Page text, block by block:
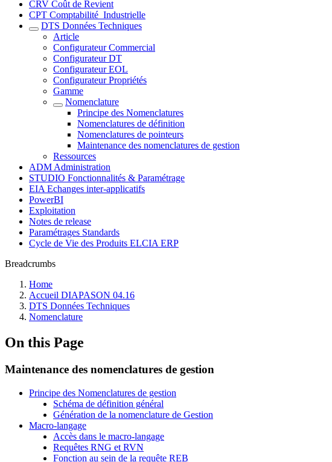
CRV Coût de Revient
CPT Comptabilité_Industrielle
DTS Données Techniques
Article
Configurateur Commercial
Configurateur DT
Configurateur EOL
Configurateur Propriétés
Gamme
Nomenclature
Principe des Nomenclatures
Nomenclatures de définition
Nomenclatures de pointeurs
Maintenance des nomenclatures de gestion
Ressources
ADM Administration
STUDIO Fonctionnalités & Paramétrage
EIA Echanges inter-applicatifs
PowerBI
Exploitation
Notes de release
Paramétrages Standards
Cycle de Vie des Produits ELCIA ERP
Breadcrumbs
Home
Accueil DIAPASON 04.16
DTS Données Techniques
Nomenclature
On this Page
Maintenance des nomenclatures de gestion
Principe des Nomenclatures de gestion
Schéma de définition général
Génération de la nomenclature de Gestion
Macro-langage
Accès dans le macro-langage
Requêtes RNG et RVN
Fonction au sein de la requête REB